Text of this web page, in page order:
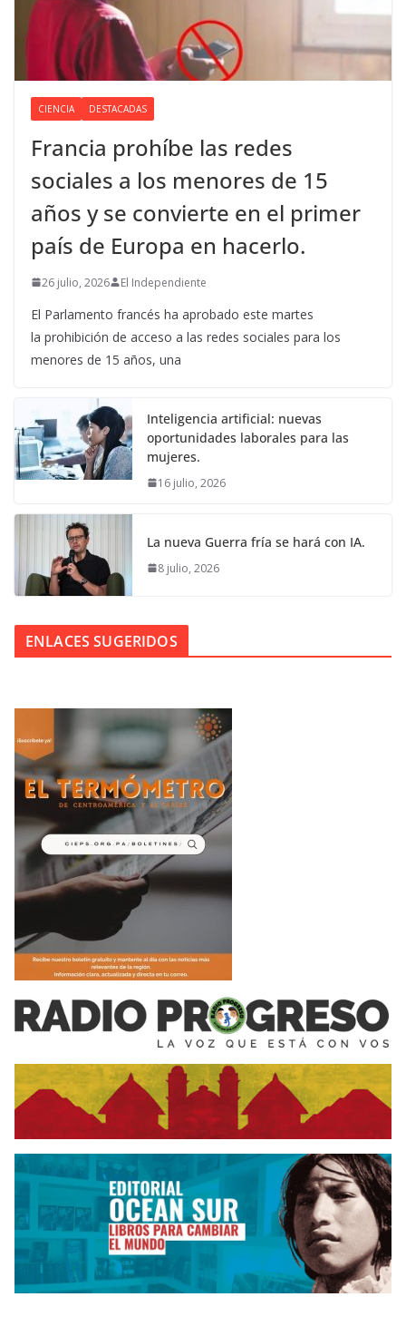
CIENCIA DESTACADAS
Francia prohíbe las redes
sociales a los menores de 15
años y se convierte en el primer
país de Europa en hacerlo.
26 julio, 2026 El Independiente
El Parlamento francés ha aprobado este martes
la prohibición de acceso a las redes sociales para los
menores de 15 años, una
Inteligencia artificial: nuevas
oportunidades laborales para las
mujeres.
16 julio, 2026
La nueva Guerra fría se hará con IA.
8 julio, 2026
ENLACES SUGERIDOS